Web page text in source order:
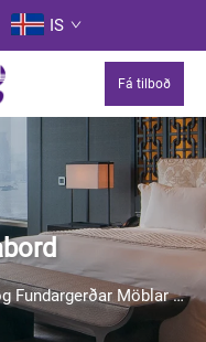
IS
Fá tilboð
Fundargerðar Möblar>